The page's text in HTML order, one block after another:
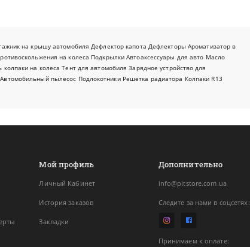
на крышу автомобиля Дефлектор капота Дефлекторы Ароматизатор в
на колеса Подкрылки Автоаксессуары для авто Масло
колпаки на колеса Тент для автомобиля Зарядное устройство для
Автомобильный пылесос Подлокотники Решетка радиатора Колпаки R13
Мой профиль
Личный Кабинет
История заказов
Закладки
Дополнительно
info@pitstore.com.ua
Следите за нами в соцсетях:
Принимаем к оплате: